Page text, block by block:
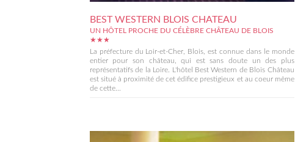
BEST WESTERN BLOIS CHATEAU
UN HÔTEL PROCHE DU CÉLÈBRE CHÂTEAU DE BLOIS
★★★
La préfecture du Loir-et-Cher, Blois, est connue dans le monde
entier pour son château, qui est sans doute un des plus
représentatifs de la Loire. L'hôtel Best Western de Blois Château
est situé à proximité de cet édifice prestigieux et au coeur même
de cette...